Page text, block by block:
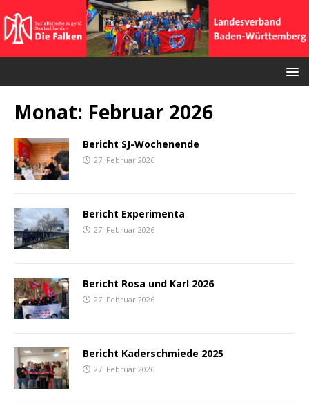
Monat: Februar 2026
Bericht SJ-Wochenende
27. Februar 2026
Bericht Experimenta
27. Februar 2026
Bericht Rosa und Karl 2026
27. Februar 2026
Bericht Kaderschmiede 2025
27. Februar 2026